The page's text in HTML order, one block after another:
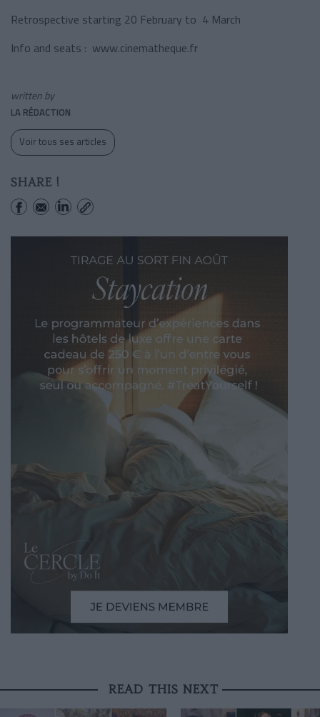
Retrospective starting 20 February to 4 March
Info and seats : www.cinematheque.fr
written by
LA RÉDACTION
Voir tous ses articles
SHARE !
READ THIS NEXT